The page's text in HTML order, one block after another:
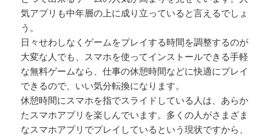
気アプリも中年層の上に成り立っていると言えるでしょ
う。
日々せわしなくゲームをプレイする時間を調整するのが
大変な人でも、スマホを使ってインストールできる手軽
な無料ゲームなら、仕事の休憩時間などに快適にプレイ
できるので、いい気分転換になります。
休憩時間にスマホを指でスライドしている人は、あらか
たスマホアプリを楽しんでいます。多くの人がさまざま
なスマホアプリでプレイしているという現状ですから、